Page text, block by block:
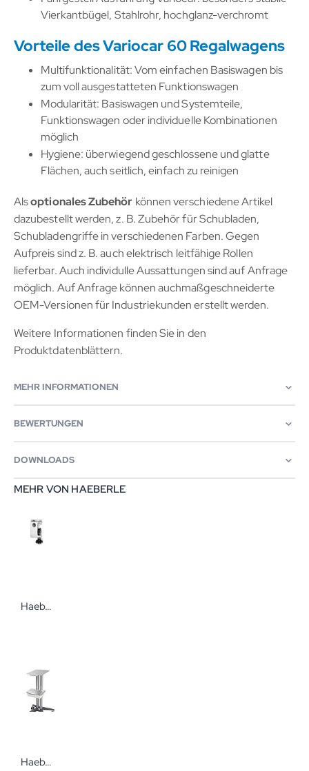
Vierkantbügel, Stahlrohr, hochglanz-verchromt
Vorteile des Variocar 60 Regalwagens
Multifunktionalität: Vom einfachen Basiswagen bis
zum voll ausgestatteten Funktionswagen
Modularität: Basiswagen und Systemteile,
Funktionswagen oder individuelle Kombinationen
möglich
Hygiene: überwiegend geschlossene und glatte
Flächen, auch seitlich, einfach zu reinigen
Alsoptionales Zubehör können verschiedene Artikel
dazubestellt werden, z. B. Zubehör für Schubladen,
Schubladengriffe in verschiedenen Farben. Gegen
Aufpreis sind z. B. auch elektrisch leitfähige Rollen
lieferbar. Auch individulle Aussattungen sind auf Anfrage
möglich. Auf Anfrage können auchmaßgeschneiderte
OEM-Versionen für Industriekunden erstellt werden.
Weitere Informationen finden Sie in den
Produktdatenblättern.
MEHR INFORMATIONEN
BEWERTUNGEN
DOWNLOADS
MEHR VON HAEBERLE
Haeberle Leuchtenhalterung Variogrip-Befestigungskloben
Haeberle bravo Basiswagen Gerätewagensystem Der smarte und agile Gerätewagen